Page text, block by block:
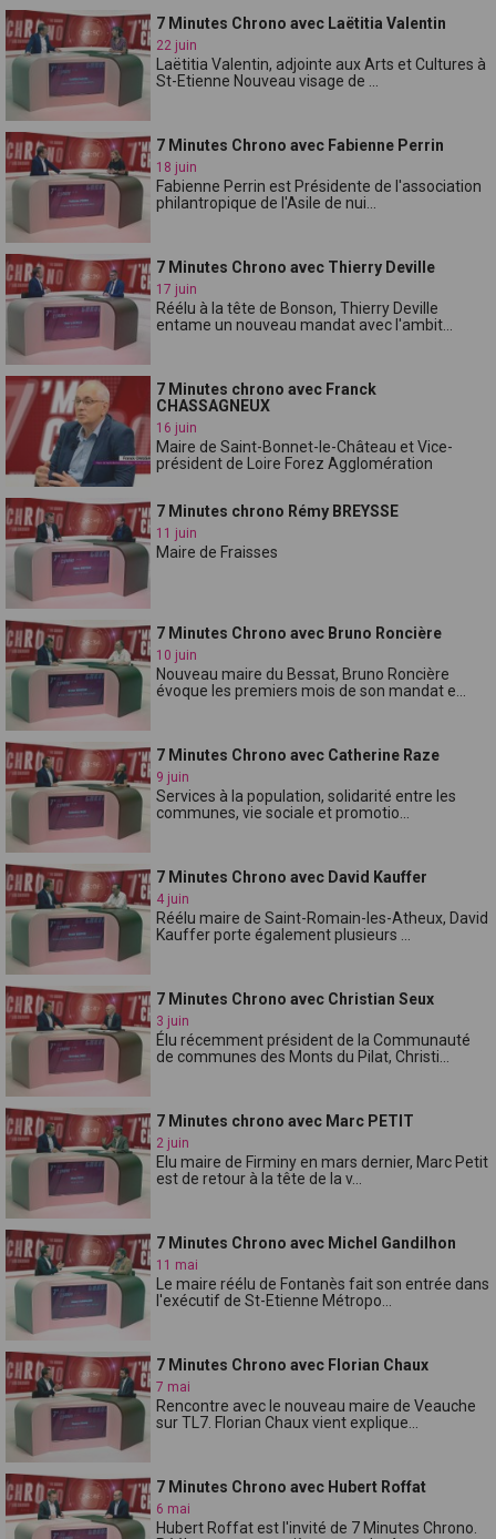
7 Minutes Chrono avec Laëtitia Valentin
22 juin
Laëtitia Valentin, adjointe aux Arts et Cultures à
St-Etienne Nouveau visage de ...
7 Minutes Chrono avec Fabienne Perrin
18 juin
Fabienne Perrin est Présidente de l'association
philantropique de l'Asile de nui...
7 Minutes Chrono avec Thierry Deville
17 juin
Réélu à la tête de Bonson, Thierry Deville
entame un nouveau mandat avec l'ambit...
7 Minutes chrono avec Franck
CHASSAGNEUX
16 juin
Maire de Saint-Bonnet-le-Château et Vice-
président de Loire Forez Agglomération
7 Minutes chrono Rémy BREYSSE
11 juin
Maire de Fraisses
7 Minutes Chrono avec Bruno Roncière
10 juin
Nouveau maire du Bessat, Bruno Roncière
évoque les premiers mois de son mandat e...
7 Minutes Chrono avec Catherine Raze
9 juin
Services à la population, solidarité entre les
communes, vie sociale et promotio...
7 Minutes Chrono avec David Kauffer
4 juin
Réélu maire de Saint-Romain-les-Atheux, David
Kauffer porte également plusieurs ...
7 Minutes Chrono avec Christian Seux
3 juin
Élu récemment président de la Communauté
de communes des Monts du Pilat, Christi...
7 Minutes chrono avec Marc PETIT
2 juin
Elu maire de Firminy en mars dernier, Marc Petit
est de retour à la tête de la v...
7 Minutes Chrono avec Michel Gandilhon
11 mai
Le maire réélu de Fontanès fait son entrée dans
l'exécutif de St-Etienne Métropo...
7 Minutes Chrono avec Florian Chaux
7 mai
Rencontre avec le nouveau maire de Veauche
sur TL7. Florian Chaux vient explique...
7 Minutes Chrono avec Hubert Roffat
6 mai
Hubert Roffat est l'invité de 7 Minutes Chrono.